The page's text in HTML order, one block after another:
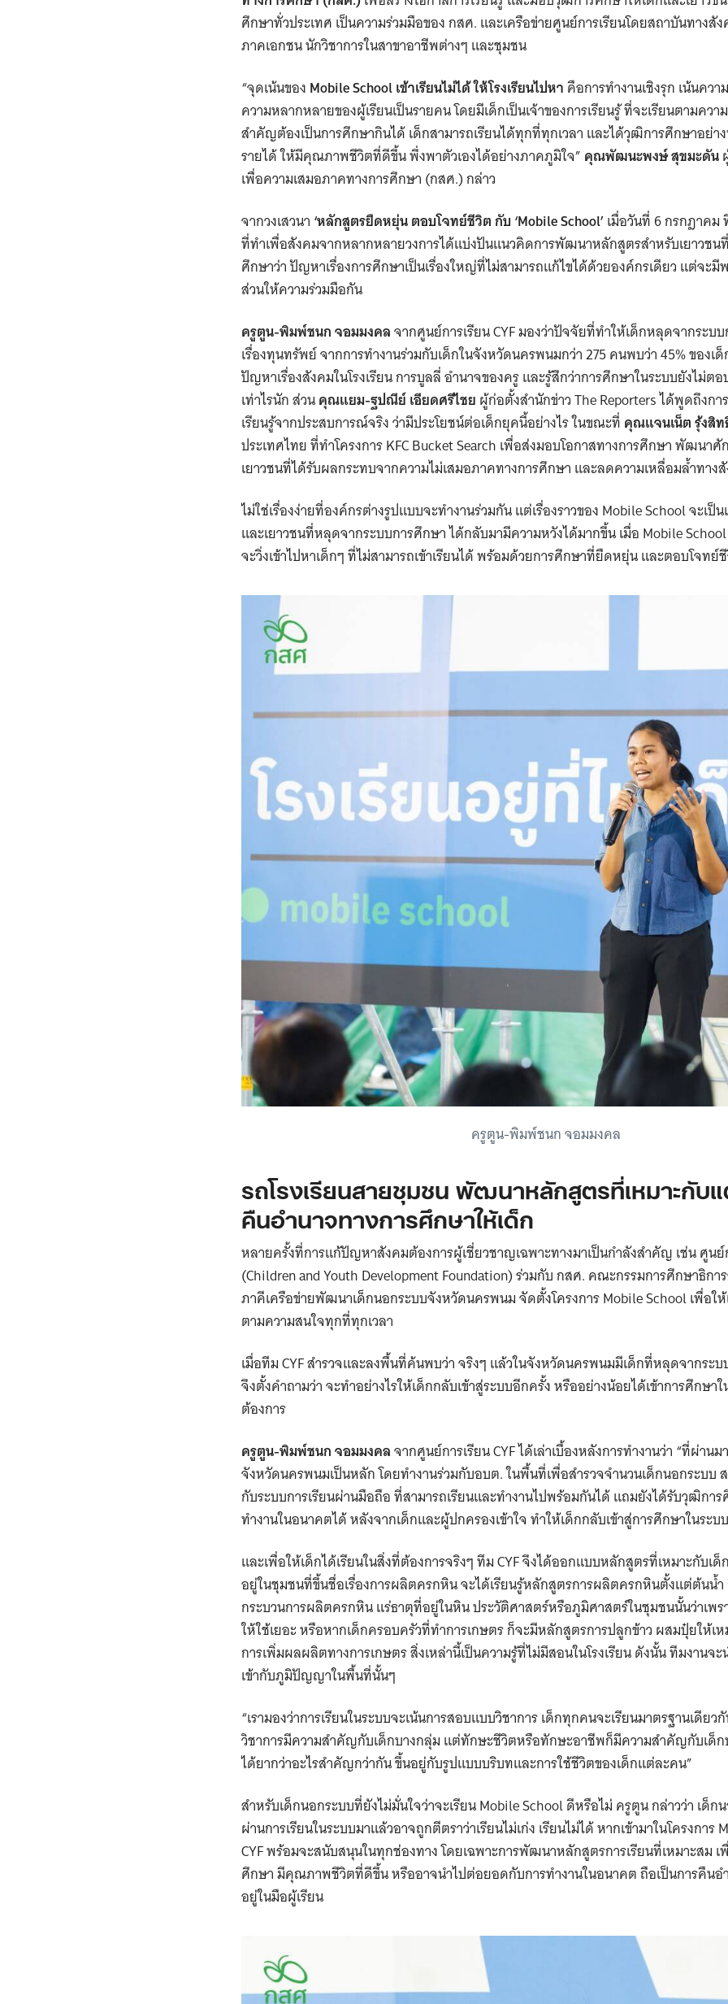
Search
ศึกษาทั่วประเทศ เป็นความร่วมมือของ กสศ. และเครือข่ายศูนย์การเรียนโดยสถาบันทางสั
ภาคเอกชน นักวิชาการในสาขาอาชีพต่างๆ และชุมชน
“จุดเน้นของ Mobile School เข้าเรียนไม่ได้ ให้โรงเรียนไปหาคือการทำงานเชิงรุก เน้นค
ความหลากหลายของผู้เรียนเป็นรายคน โดยมีเด็กเป็นเจ้าของการเรียนรู้ ที่จะเรียนตามคว
สำคัญต้องเป็นการศึกษากินได้ เด็กสามารถเรียนได้ทุกที่ทุกเวลา และได้วุฒิการศึกษาอย่า
รายได้ ให้มีคุณภาพชีวิตที่ดีขึ้น พึ่งพาตัวเองได้อย่างภาคภูมิใจ” คุณพัฒนะพงษ์ สุขมะดัน
เพื่อความเสมอภาคทางการศึกษา (กสศ.) กล่าว
จากวงเสวนา ‘หลักสูตรยืดหยุ่น ตอบโจทย์ชีวิต กับ ‘Mobile School’เมื่อวันที่ 6 กรกฎาค
ที่ทำเพื่อสังคมจากหลากหลายวงการได้แบ่งปันแนวคิดการพัฒนาหลักสูตรสำหรับเยาวชน
ศึกษาว่า ปัญหาเรื่องการศึกษาเป็นเรื่องใหญ่ที่ไม่สามารถแก้ไขได้ด้วยองค์กรเดียว แต่จะ
ส่วนให้ความร่วมมือกัน
ครูตูน-พิมพ์ชนก จอมมงคลจากศูนย์การเรียน CYF มองว่าปัจจัยที่ทำให้เด็กหลุดจากระบ
เรื่องทุนทรัพย์ จากการทำงานร่วมกับเด็กในจังหวัดนครพนมกว่า 275 คนพบว่า 45% ของ
ปัญหาเรื่องสังคมในโรงเรียน การบูลลี่ อำนาจของครู และรู้สึกว่าการศึกษาในระบบยังไม่ต
เท่าไรนัก ส่วนคุณแยม-ฐปณีย์ เอียดศรีไชย ผู้ก่อตั้งสำนักข่าว The Reportersได้พูดถึงก
เรียนรู้จากประสบการณ์จริง ว่ามีประโยชน์ต่อเด็กยุคนี้อย่างไร ในขณะที่ คุณแจนเน็ต รุ้งสิ
ประเทศไทย ที่ทำโครงการ KFC Bucket Search เพื่อส่งมอบโอกาสทางการศึกษา พัฒนา
เยาวชนที่ได้รับผลกระทบจากความไม่เสมอภาคทางการศึกษา และลดความเหลื่อมล้ำทาง
ไม่ใช่เรื่องง่ายที่องค์กรต่างรูปแบบจะทำงานร่วมกัน แต่เรื่องราวของ Mobile School จะเป็
และเยาวชนที่หลุดจากระบบการศึกษา ได้กลับมามีความหวังได้มากขึ้น เมื่อ Mobile
จะวิ่งเข้าไปหาเด็กๆ ที่ไม่สามารถเข้าเรียนได้ พร้อมด้วยการศึกษาที่ยืดหยุ่น และตอบโจทย์
ครูตูน-พิมพ์ชนก จอมมงคล
รถโรงเรียนสายชุมชน พัฒนาหลักสูตรที่เหมาะกับ
คืนอำนาจทางการศึกษาให้เด็ก
หลายครั้งที่การแก้ปัญหาสังคมต้องการผู้เชี่ยวชาญเฉพาะทางมาเป็นกำลังสำคัญ เช่น ศูนย์ก
(Children and Youth Development Foundation) ร่วมกับ กสศ. คณะกรรมการศึกษาธิก
ภาคีเครือข่ายพัฒนาเด็กนอกระบบจังหวัดนครพนม จัดตั้งโครงการ Mobile School เพื่อให้
ตามความสนใจทุกที่ทุกเวลา
เมื่อทีม CYF สำรวจและลงพื้นที่ค้นพบว่า จริงๆ แล้วในจังหวัดนครพนมมีเด็กที่หลุดจากระ
จึงตั้งคำถามว่า จะทำอย่างไรให้เด็กกลับเข้าสู่ระบบอีกครั้ง หรืออย่างน้อยได้เข้าการศึกษา
ต้องการ
ครูตูน-พิมพ์ชนก จอมมงคลจากศูนย์การเรียน CYF ได้เล่าเบื้องหลังการทำงานว่า “ที่ผ่านม
จังหวัดนครพนมเป็นหลัก โดยทำงานร่วมกับอบต. ในพื้นที่เพื่อสำรวจจำนวนเด็กนอกระบบ ส
กับระบบการเรียนผ่านมือถือ ที่สามารถเรียนและทำงานไปพร้อมกันได้ แถมยังได้รับวุฒิกา
ทำงานในอนาคตได้ หลังจากเด็กและผู้ปกครองเข้าใจ ทำให้เด็กกลับเข้าสู่การศึกษาในระบ
และเพื่อให้เด็กได้เรียนในสิ่งที่ต้องการจริงๆ ทีม CYF จึงได้ออกแบบหลักสูตรที่เหมาะกับเ
อยู่ในชุมชนที่ขึ้นชื่อเรื่องการผลิตครกหิน จะได้เรียนรู้หลักสูตรการผลิตครกหินตั้งแต่ต้นน้ำ
กระบวนการผลิตครกหิน แร่ธาตุที่อยู่ในหิน ประวัติศาสตร์หรือภูมิศาสตร์ในชุมชนนั้นว่าเพ
ให้ใช้เยอะ หรือหากเด็กครอบครัวที่ทำการเกษตร ก็จะมีหลักสูตรการปลูกข้าว ผสมปุ๋ยให้เ
การเพิ่มผลผลิตทางการเกษตร สิ่งเหล่านี้เป็นความรู้ที่ไม่มีสอนในโรงเรียน ดังนั้น ทีมงานจ
เข้ากับภูมิปัญญาในพื้นที่นั้นๆ
“เรามองว่าการเรียนในระบบจะเน้นการสอบแบบวิชาการ เด็กทุกคนจะเรียนมาตรฐานเดีย
วิชาการมีความสำคัญกับเด็กบางกลุ่ม แต่ทักษะชีวิตหรือทักษะอาชีพก็มีความสำคัญกับเด็
ได้ยากว่าอะไรสำคัญกว่ากัน ขึ้นอยู่กับรูปแบบบริบทและการใช้ชีวิตของเด็กแต่ละคน”
สำหรับเด็กนอกระบบที่ยังไม่มั่นใจว่าจะเรียน Mobile School ดีหรือไม่ ครูตูน กล่าวว่า เด็
ผ่านการเรียนในระบบมาแล้วอาจถูกตีตราว่าเรียนไม่เก่ง เรียนไม่ได้ หากเข้ามาในโครงกา
CYF พร้อมจะสนับสนุนในทุกช่องทาง โดยเฉพาะการพัฒนาหลักสูตรการเรียนที่เหมาะสม
ศึกษา มีคุณภาพชีวิตที่ดีขึ้น หรืออาจนำไปต่อยอดกับการทำงานในอนาคต ถือเป็นการคืนอ
อยู่ในมือผู้เรียน